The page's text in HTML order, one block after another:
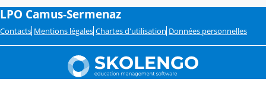
LPO Camus-Sermenaz
Contacts Mentions légales Chartes d'utilisation Données personnelles